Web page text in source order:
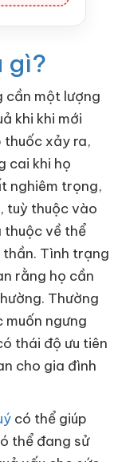
gì?
cần một lượng
khi khi mới
thuốc xảy ra,
cai khi họ
nghiêm trọng,
tuỳ thuộc vào
thuộc về thể
Tình trạng
rằng họ cần
Thường
muốn ngưng
thái độ ưu tiên
cho gia đình
có thể giúp
thể đang sử